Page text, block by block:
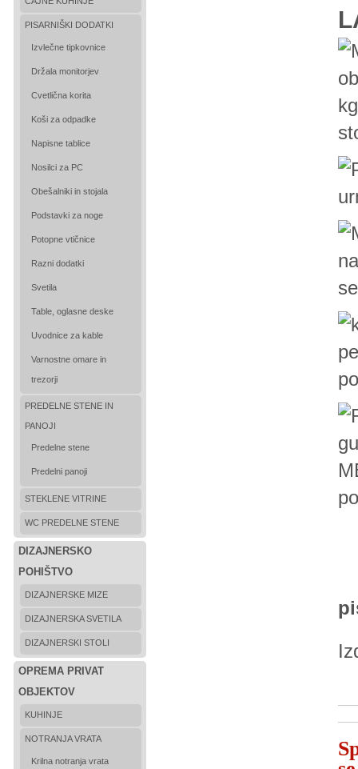
PISARNIŠKI DODATKI
Izvlečne tipkovnice
Držala monitorjev
Cvetlična korita
Koši za odpadke
Napisne tablice
Nosilci za PC
Obešalniki in stojala
Podstavki za noge
Potopne vtičnice
Razni dodatki
Svetila
Table, oglasne deske
Uvodnice za kable
Varnostne omare in
trezorji
PREDELNE STENE IN
PANOJI
Predelne stene
Predelni panoji
STEKLENE VITRINE
WC PREDELNE STENE
DIZAJNERSKO
POHIŠTVO
DIZAJNERSKE MIZE
DIZAJNERSKA SVETILA
DIZAJNERSKI STOLI
OPREMA PRIVAT
OBJEKTOV
KUHINJE
NOTRANJA VRATA
Krilna notranja vrata